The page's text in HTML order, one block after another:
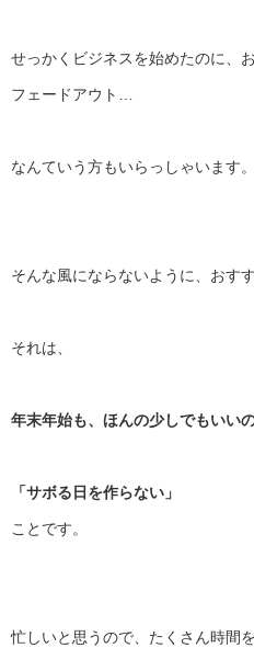
せっかくビジネスを始めたのに、
フェードアウト…
なんていう方もいらっしゃいます。
そんな風にならないように、おす
それは、
年末年始も、ほんの少しでもいい
「サボる日を作らない」
ことです。
忙しいと思うので、たくさん時間